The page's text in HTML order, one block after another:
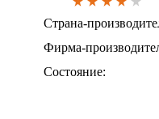
Страна-
Фирма-
Состояние: